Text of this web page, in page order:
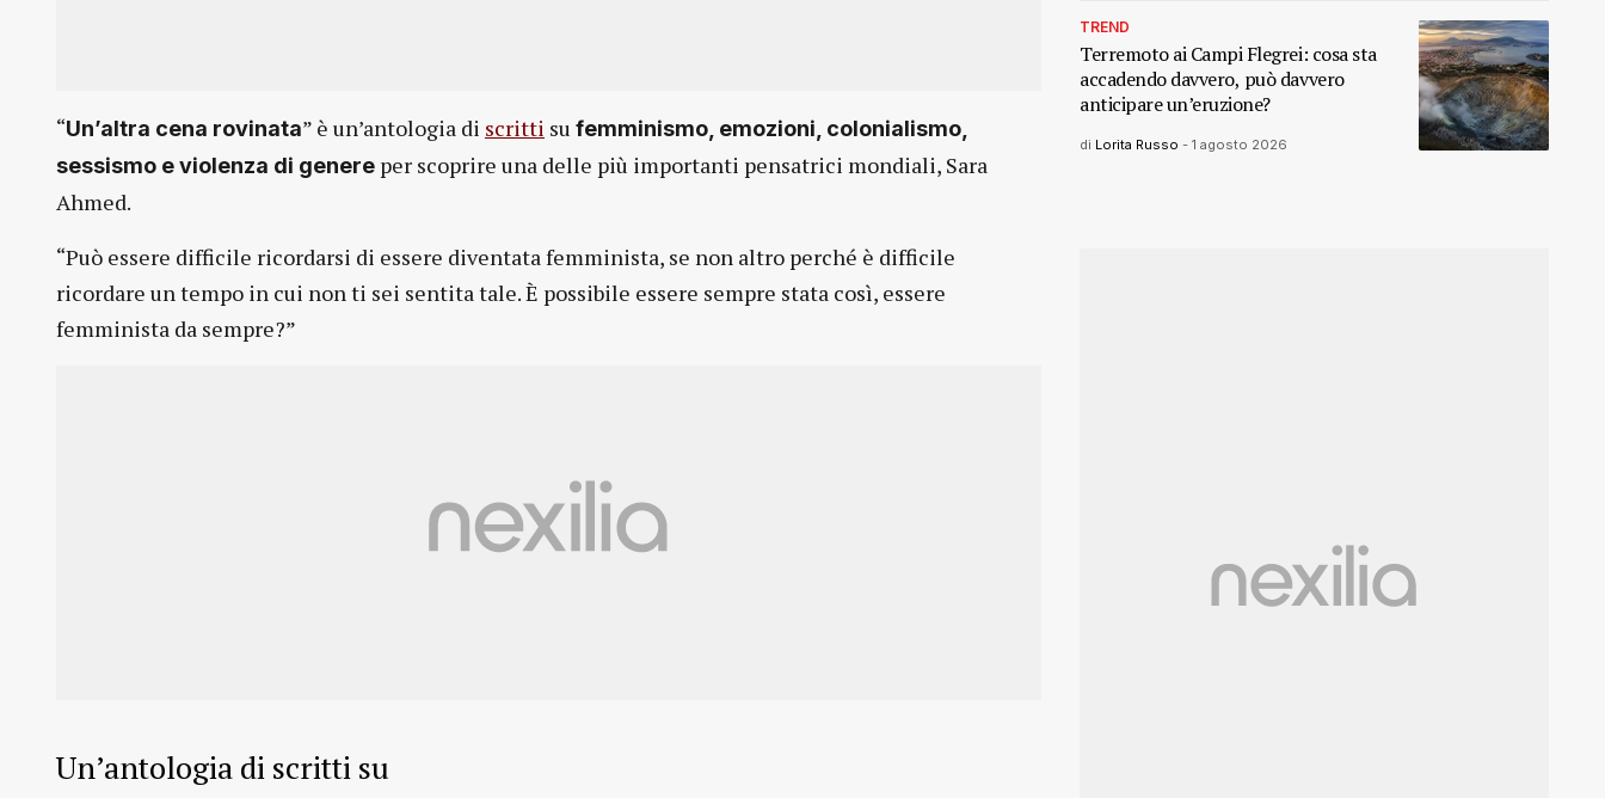
“Un’altra cena rovinata” è un’antologia di scritti su femminismo, emozioni, colonialismo,
sessismo e violenza di genere per scoprire una delle più importanti pensatrici mondiali, Sara
Ahmed.
“Può essere difficile ricordarsi di essere diventata femminista, se non altro perché è difficile
ricordare un tempo in cui non ti sei sentita tale. È possibile essere sempre stata così, essere
femminista da sempre?”
Un’antologia di scritti su
TREND
Terremoto ai Campi Flegrei: cosa sta
accadendo davvero, può davvero
anticipare un’eruzione?
di Lorita Russo - 1 agosto 2026